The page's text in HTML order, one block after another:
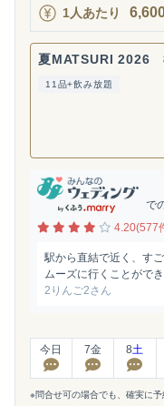
1人あたり
夏MATSURI 2026
11品+飲み放題
で
4.20(577
駅から直結で近く、す
ムーズに行くことがで
2りんご2さん
今日 7金 8土
※問合せ可の場合でも、確実に予